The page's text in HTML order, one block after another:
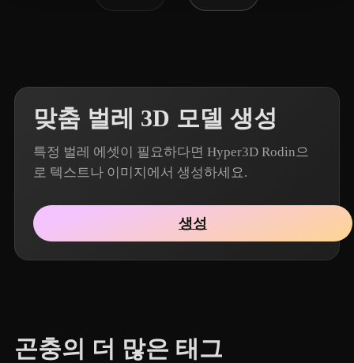
맞춤 벌레 3D 모델 생성
특정 벌레 에셋이 필요하다면 Hyper3D Rodin으
로 텍스트나 이미지에서 생성하세요.
생성
곤충의 더 많은 태그